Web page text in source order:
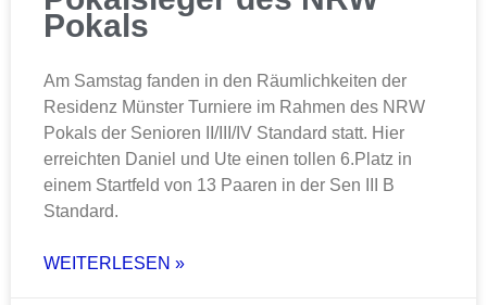
Pokals
Am Samstag fanden in den Räumlichkeiten der
Residenz Münster Turniere im Rahmen des NRW
Pokals der Senioren II/III/IV Standard statt. Hier
erreichten Daniel und Ute einen tollen 6.Platz in
einem Startfeld von 13 Paaren in der Sen III B
Standard.
WEITERLESEN »